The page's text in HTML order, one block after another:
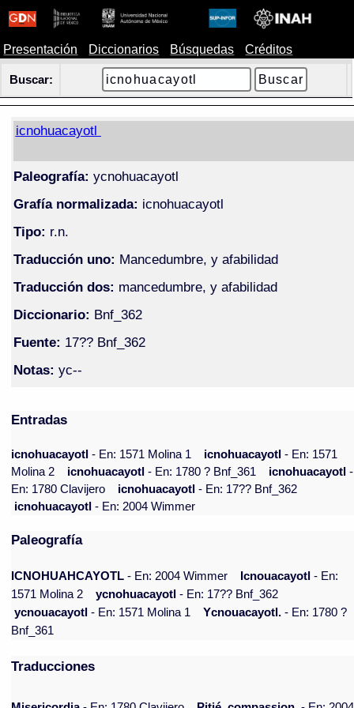
Presentación Diccionarios Búsquedas Créditos
Buscar:
icnohuacayotl
Paleografía: ycnohuacayotl
Grafía normalizada: icnohuacayotl
Tipo: r.n.
Traducción uno: Mancedumbre, y afabilidad
Traducción dos: mancedumbre, y afabilidad
Diccionario: Bnf_362
Fuente: 17?? Bnf_362
Notas: yc--
Entradas
icnohuacayotl- En: 1571 Molina 1 icnohuacayotl- En: 1571
Molina 2
icnohuacayotl- En: 1780 ? Bnf_361 icnohuacayotl-
En: 1780 Clavijero
icnohuacayotl- En: 17?? Bnf_362
icnohuacayotl- En: 2004 Wimmer
Paleografía
ICNOHUAHCAYOTL - En: 2004 Wimmer Icnouacayotl - En:
1571 Molina 2
ycnohuacayotl - En: 17?? Bnf_362
ycnouacayotl - En: 1571 Molina 1 Ycnouacayotl. - En: 1780 ?
Bnf_361
Traducciones